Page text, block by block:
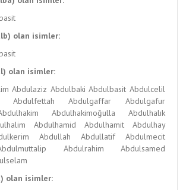
olan isimler:
olan isimler:
Abdulaziz Abdulbaki Abdulbasit Abdulcelil
Abdulfettah Abdulgaffar
Abdulgafur
Abdulhakimoğulla
Abdulhalık
Abdulhamid Abdulhamit
Abdulhay
Abdullah Abdullatif
Abdulmecit
Abdulrahim
Abdulsamed
olan isimler: